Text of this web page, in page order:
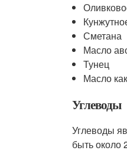
Сметана
Масло
Тунец
Масло
Углеводы
Углеводы
быть около